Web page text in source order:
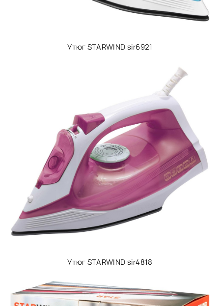
Утюг STARWIND sir6921
Утюг STARWIND sir4818